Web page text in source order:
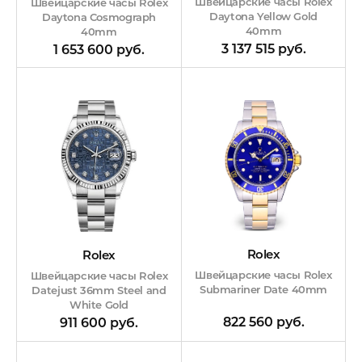
Daytona Cosmograph
40mm
1 653 600 руб.
Daytona Yellow Gold
40mm
3 137 515 руб.
Rolex
Швейцарские часы Rolex
Datejust 36mm Steel and
White Gold
911 600 руб.
Rolex
Швейцарские часы Rolex
Submariner Date 40mm
822 560 руб.